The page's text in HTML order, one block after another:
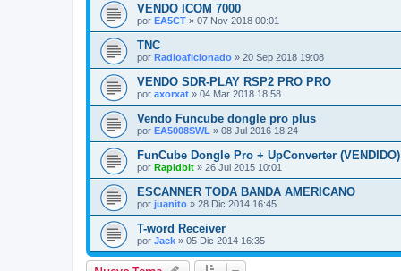
VENDO ICOM 7000
por EA5CT » 07 Nov 2018 00:01
TNC
por Radioaficionado » 20 Sep 2018 19:08
VENDO SDR-PLAY RSP2 PRO PRO
por axorxat » 04 Mar 2018 18:58
Vendo Funcube dongle pro plus
por EA5008SWL » 08 Jul 2016 18:24
FunCube Dongle Pro + UpConverter (VENDIDO)
por Rapidbit » 26 Jul 2015 10:01
ESCANNER TODA BANDA AMERICANO
por juanito » 28 Dic 2014 16:45
T-word Receiver
por Jack » 05 Dic 2014 16:35